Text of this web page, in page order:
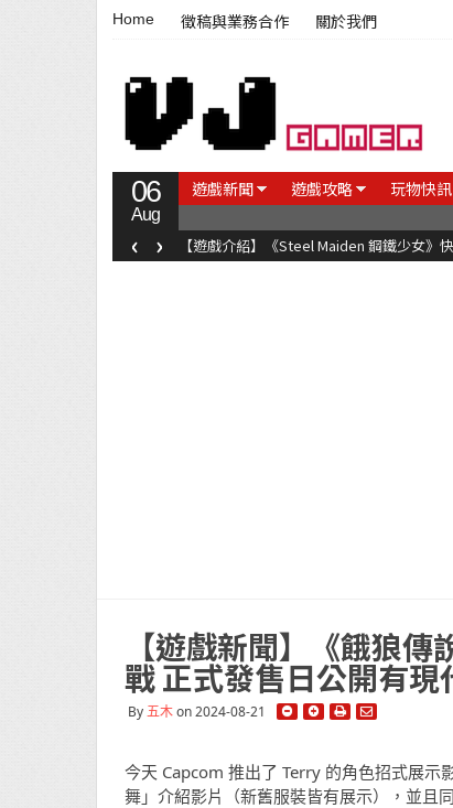
Home 徵稿與業務合作 關於我們
06
Aug
遊戲新聞 遊戲攻略 玩物快訊
【遊戲介紹】《Steel Maiden 鋼鐵少女》
‹ ›
【遊戲新聞】《餓狼
戰 正式發售日公開有現
By五木on 2024-08-21
今天 Capcom 推出了 Terry 的角色招式展示
舞」介紹影片（新舊服裝皆有展示），並且